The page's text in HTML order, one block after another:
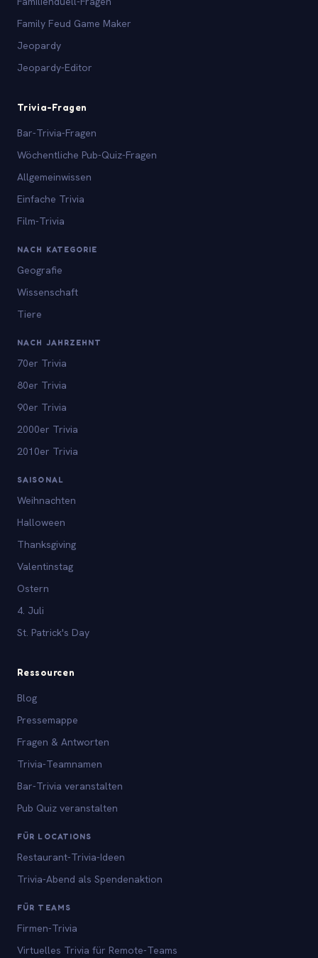
Family Feud Game Maker
Jeopardy
Jeopardy-Editor
Trivia-Fragen
Bar-Trivia-Fragen
Wöchentliche Pub-Quiz-Fragen
Allgemeinwissen
Einfache Trivia
Film-Trivia
NACH KATEGORIE
Geografie
Wissenschaft
Tiere
NACH JAHRZEHNT
70er Trivia
80er Trivia
90er Trivia
2000er Trivia
2010er Trivia
SAISONAL
Weihnachten
Halloween
Thanksgiving
Valentinstag
Ostern
4. Juli
St. Patrick's Day
Ressourcen
Blog
Pressemappe
Fragen & Antworten
Trivia-Teamnamen
Bar-Trivia veranstalten
Pub Quiz veranstalten
FÜR LOCATIONS
Restaurant-Trivia-Ideen
Trivia-Abend als Spendenaktion
FÜR TEAMS
Firmen-Trivia
Virtuelles Trivia für Remote-Teams